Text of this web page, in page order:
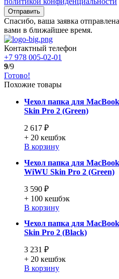
Отправить
Спасибо, ваша заявка
вами в ближайшее время.
Контактный телефон
+7 978 005-02-01
9/9
Готово!
Похожие товары
Чехол папка для
Skin Pro 2 (Green)
2 617 ₽
+ 20 кешбэк
В корзину
Чехол папка для
WiWU Skin Pro 2 (Green)
3 590 ₽
+ 100 кешбэк
В корзину
Чехол папка для
Skin Pro 2 (Black)
3 231 ₽
+ 20 кешбэк
В корзину